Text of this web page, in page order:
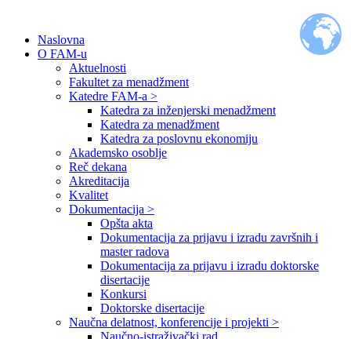
Naslovna
O FAM-u
Aktuelnosti
Fakultet za menadžment
Katedre FAM-a >
Katedra za inženjerski menadžment
Katedra za menadžment
Katedra za poslovnu ekonomiju
Akademsko osoblje
Reč dekana
Akreditacija
Kvalitet
Dokumentacija >
Opšta akta
Dokumentacija za prijavu i izradu završnih i
master radova
Dokumentacija za prijavu i izradu doktorske
disertacije
Konkursi
Doktorske disertacije
Naučna delatnost, konferencije i projekti >
Naučno-istraživački rad